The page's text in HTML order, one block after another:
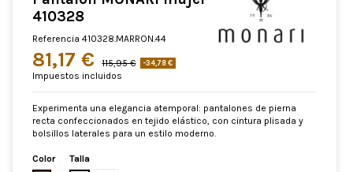
410328
Referencia 410328.MARRON.44
81,17 € 115,95 € -34,78 €
Impuestos incluidos
Experimenta una elegancia atemporal: pantalones de pierna
recta confeccionados en tejido elástico, con cintura plisada y
bolsillos laterales para un estilo moderno.
Color
Talla